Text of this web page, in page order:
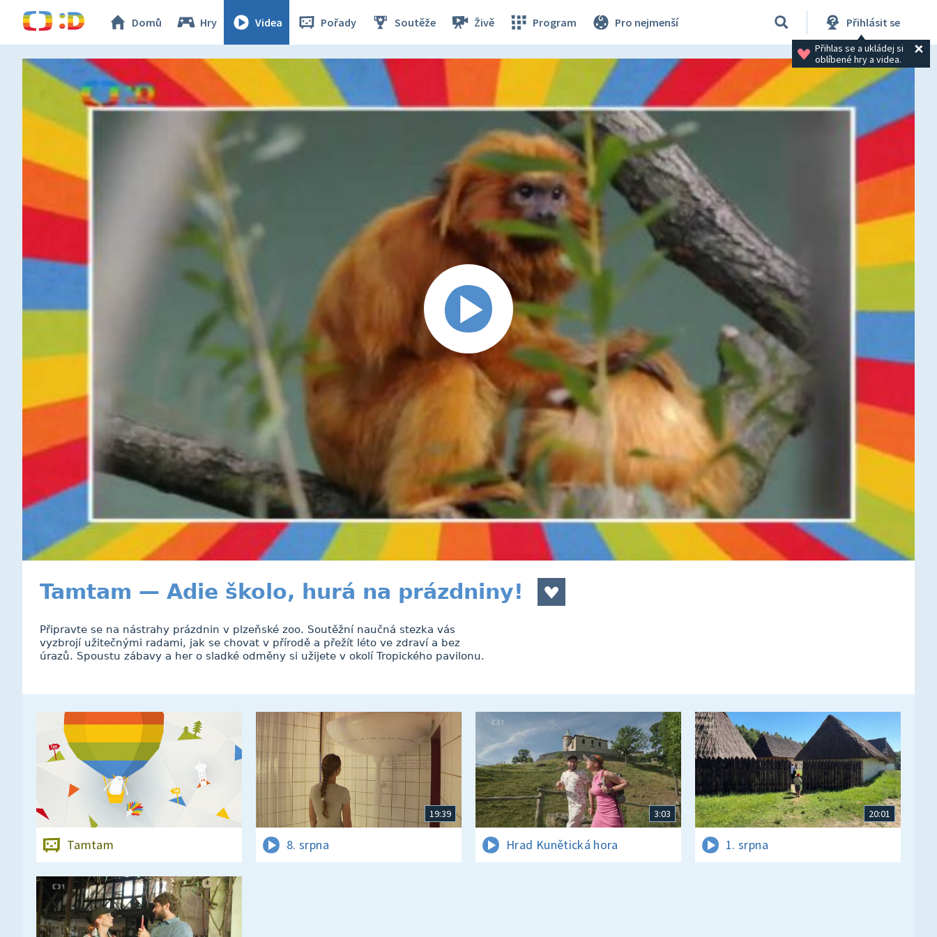
Domů Hry Videa Pořady Soutěže Živě Program Pro nejmenší Přihlásit se
Přihlas se a ukládej si
oblíbené hry a videa.
Tamtam — Adie školo, hurá na prázdniny!
Připravte se na nástrahy prázdnin v plzeňské zoo. Soutěžní naučná stezka vás
vyzbrojí užitečnými radami, jak se chovat v přírodě a přežít léto ve zdraví a bez
úrazů. Spoustu zábavy a her o sladké odměny si užijete v okolí Tropického pavilonu.
Tamtam
19:39
8. srpna
3:03
Hrad Kunětická hora
20:01
1. srpna